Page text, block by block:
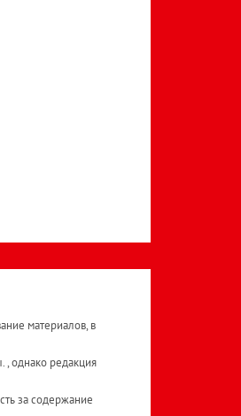
материалов, в
, однако редакция
за содержание